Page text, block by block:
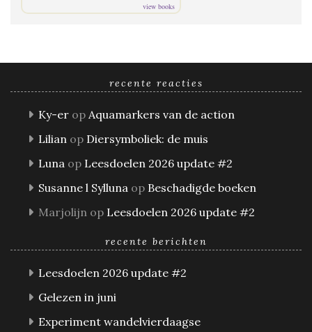
view books
recente reacties
Ky-er op Aquamarkers van de action
Lilian op Diersymboliek: de muis
Luna op Leesdoelen 2026 update #2
Susanne l Sylluna op Beschadigde boeken
Marjolijn op Leesdoelen 2026 update #2
recente berichten
Leesdoelen 2026 update #2
Gelezen in juni
Experiment wandelvierdaagse